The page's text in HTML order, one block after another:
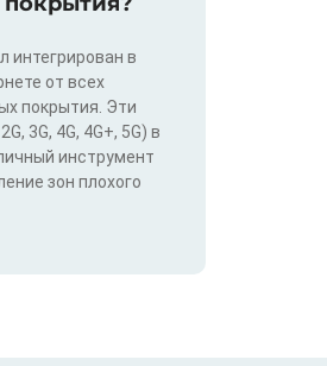
интегрирован в
от всех
покрытия. Эти
3G, 4G, 4G+, 5G) в
инструмент
зон плохого